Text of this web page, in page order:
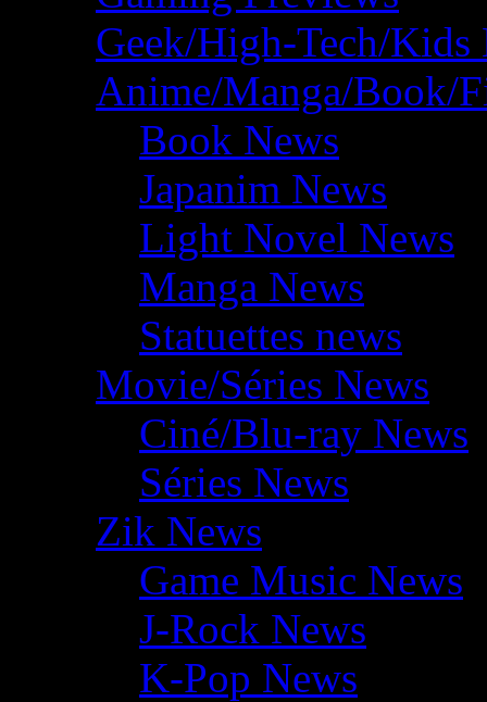
Geek/High-Tech/Kids
Anime/Manga/Book/
Book News
Japanim News
Light Novel News
Manga News
Statuettes news
Movie/Séries News
Ciné/Blu-ray News
Séries News
Zik News
Game Music News
J-Rock News
K-Pop News